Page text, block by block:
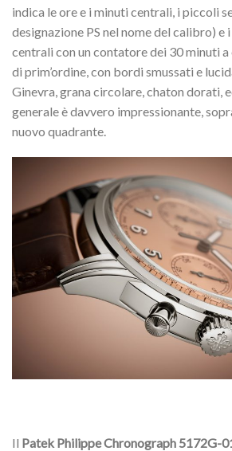
indica le ore e i minuti centrali, i piccoli
designazione PS nel nome del calibro)
centrali con un contatore dei 30 minuti
di prim’ordine, con bordi smussati e
Ginevra, grana circolare, chaton dorati,
generale è davvero impressionante,
nuovo quadrante.
Il Patek Philippe Chronograph 5172G-